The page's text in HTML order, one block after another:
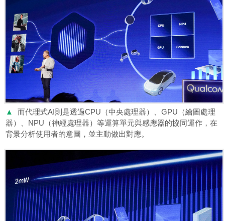
▲
而代理式AI則是透過CPU（中央處理器）、GPU（繪圖處理
器）、NPU（神經處理器）等運算單元與感應器的協同運作，在
背景分析使用者的意圖，並主動做出對應。